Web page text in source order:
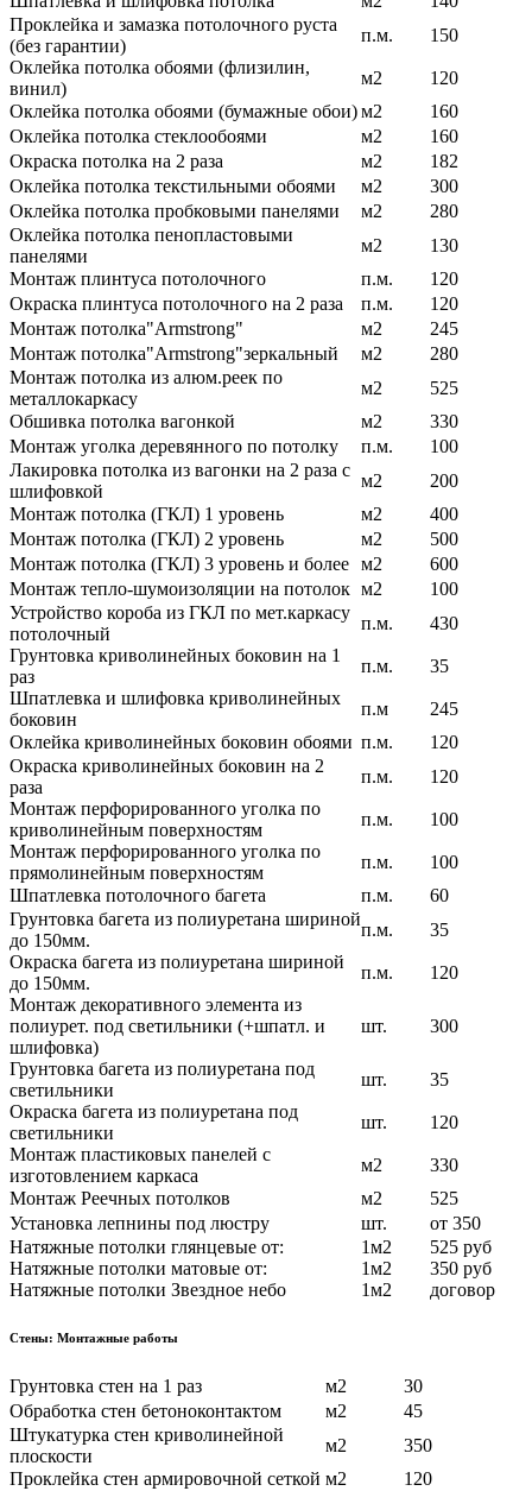
Проклейка и замазка потолочного руста
(без гарантии)
п.м.
150
Оклейка потолка обоями (флизилин,
винил)
м2
120
Оклейка потолка обоями (бумажные обои)м2
160
Оклейка потолка стеклообоями
м2
160
Окраска потолка на 2 раза
м2
182
Оклейка потолка текстильными обоями
м2
300
Оклейка потолка пробковыми панелями
м2
280
Оклейка потолка пенопластовыми
панелями
м2
130
Монтаж плинтуса потолочного
п.м.
120
Окраска плинтуса потолочного на 2 раза
п.м.
120
Монтаж потолка"Armstrong"
м2
245
Монтаж потолка"Armstrong"зеркальный
м2
280
Монтаж потолка из алюм.реек по
металлокаркасу
м2
525
Обшивка потолка вагонкой
м2
330
Монтаж уголка деревянного по потолку
п.м.
100
Лакировка потолка из вагонки на 2 раза с
шлифовкой
м2
200
Монтаж потолка (ГКЛ) 1 уровень
м2
400
Монтаж потолка (ГКЛ) 2 уровень
м2
500
Монтаж потолка (ГКЛ) 3 уровень и более м2
600
Монтаж тепло-шумоизоляции на потолок м2
100
Устройство короба из ГКЛ по мет.каркасу
потолочный
п.м.
430
Грунтовка криволинейных боковин на 1
раз
п.м.
35
Шпатлевка и шлифовка криволинейных
боковин
п.м
245
Оклейка криволинейных боковин обоями п.м.
120
Окраска криволинейных боковин на 2
раза
п.м.
120
Монтаж перфорированного уголка по
криволинейным поверхностям
п.м.
100
Монтаж перфорированного уголка по
прямолинейным поверхностям
п.м.
100
Шпатлевка потолочного багета
п.м.
60
Грунтовка багета из полиуретана шириной
до 150мм.
п.м.
35
Окраска багета из полиуретана шириной
до 150мм.
п.м.
120
Монтаж декоративного элемента из
полиурет. под светильники (+шпатл. и
шлифовка)
шт. 300
Грунтовка багета из полиуретана под
светильники
шт.
35
Окраска багета из полиуретана под
светильники
шт.
120
Монтаж пластиковых панелей с
изготовлением каркаса
м2
330
Монтаж Реечных потолков
м2
525
Установка лепнины под люстру
шт.
от 350
Натяжные потолки глянцевые от:
1м2
525 руб
Натяжные потолки матовые от:
1м2
350 руб
Натяжные потолки Звездное небо
1м2 договор
Стены: Монтажные работы
Грунтовка стен на 1 раз м2
30
Обработка стен бетоноконтактом
м2
45
Штукатурка стен криволинейной
плоскости
м2
350
Проклейка стен армировочной сеткой м2
120